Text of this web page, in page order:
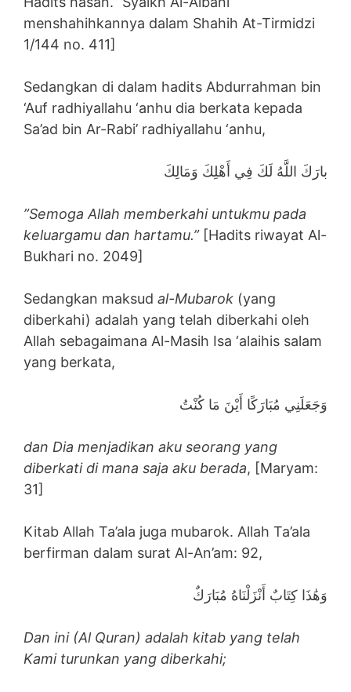
menshahihkannya dalam Shahih At-Tirmidzi
1/144 no. 411]
Sedangkan di dalam hadits Abdurrahman bin
‘Auf radhiyallahu ‘anhu dia berkata kepada
Sa’ad bin Ar-Rabi’ radhiyallahu ‘anhu,
بارَكَ اللَّهُ لَكَ فِي أَهْلِكَ وَمَالِكَ
”Semoga Allah memberkahi untukmu pada
keluargamu dan hartamu.” [Hadits riwayat Al-
Bukhari no. 2049]
Sedangkan maksud al-Mubarok (yang
diberkahi) adalah yang telah diberkahi oleh
Allah sebagaimana Al-Masih Isa ‘alaihis salam
yang berkata,
وَجَعَلَنِي مُبَارَكًا أَيْنَ مَا كُنْتُ
dan Dia menjadikan aku seorang yang
diberkati di mana saja aku berada, [Maryam:
31]
Kitab Allah Ta’ala juga mubarok. Allah Ta’ala
berfirman dalam surat Al-An’am: 92,
وَهَٰذَا كِتَابٌ أَنْزَلْنَاهُ مُبَارَكٌ
Dan ini (Al Quran) adalah kitab yang telah
Kami turunkan yang diberkahi;